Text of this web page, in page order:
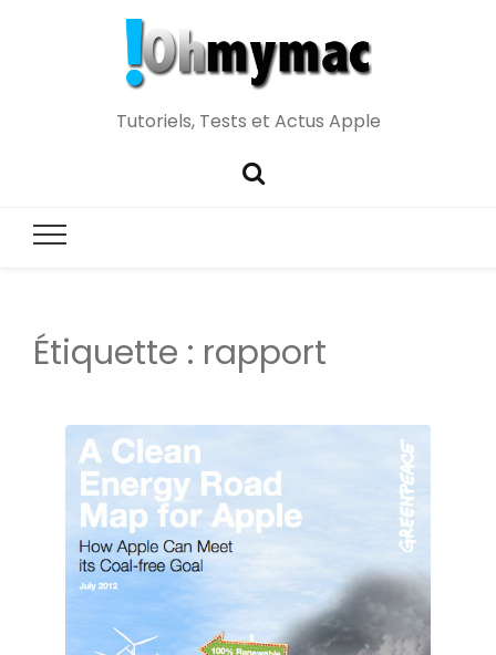
Tutoriels, Tests et Actus Apple
Étiquette : rapport